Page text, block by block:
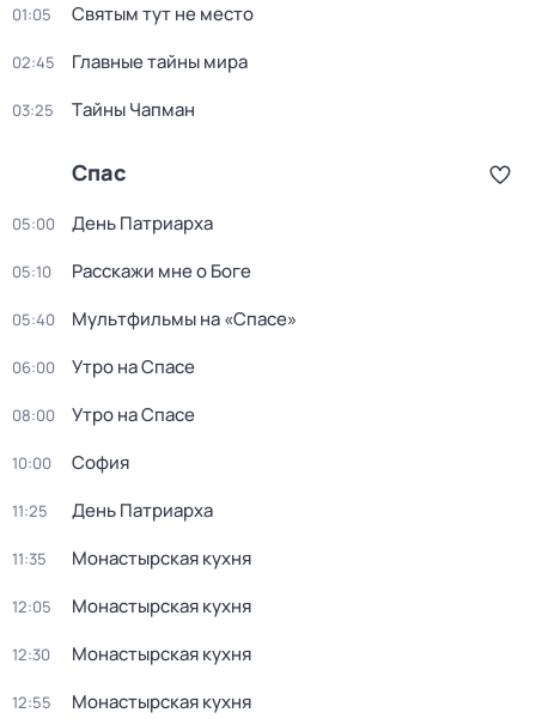
01:05 Святым тут не место
02:45 Главные тайны мира
03:25 Тaйны Чапман
Спас
05:00 День Патриарха
05:10 Расскажи мне о Боге
05:40 Мультфильмы на «Спасе»
06:00 Утро на Спасе
08:00 Утро на Спасе
10:00 София
11:25 День Патриарха
11:35 Монастырская кухня
12:05 Монастырская кухня
12:30 Монастырская кухня
12:55 Монастырская кухня